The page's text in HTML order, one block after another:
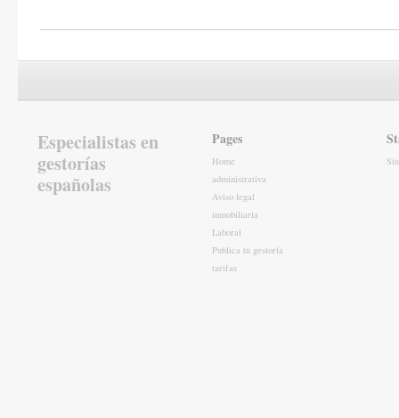
Especialistas en
gestorías
españolas
Pages
Home
administrativa
Aviso legal
inmobiliaria
Laboral
Publica tu gestoría
tarifas